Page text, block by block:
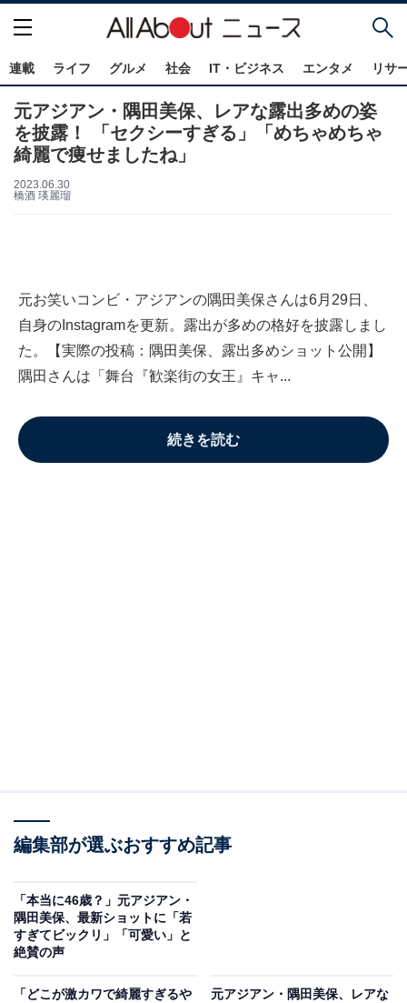
連載 ライフ グルメ 社会 IT・ビジネス エンタメ リサ
元アジアン・隅田美保、レアな露出多めの姿
を披露！ 「セクシーすぎる」「めちゃめちゃ
綺麗で痩せましたね」
2023.06.30
橋酒 瑛麗瑠
元お笑いコンビ・アジアンの隅田美保さんは6月29日、
自身のInstagramを更新。露出が多めの格好を披露しまし
た。【実際の投稿：隅田美保、露出多めショット公開】
隅田さんは「舞台『歓楽街の女王』キャ...
続きを読む
編集部が選ぶおすすめ記事
「本当に46歳？」元アジアン・
隅田美保、最新ショットに「若
すぎてビックリ」「可愛い」と
絶賛の声
「どこが激カワで綺麗すぎるや
元アジアン・隅田美保、レアな